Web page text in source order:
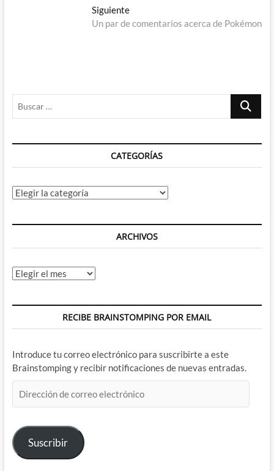
NavegaciónSiguienteEntrada
siguiente:
Un par de comentarios acerca de Pokémon
Buscar
CATEGORÍAS
Categorías
ARCHIVOS
Archivos
RECIBE BRAINSTOMPING POR EMAIL
Introduce tu correo electrónico para suscribirte a este
Brainstomping y recibir notificaciones de nuevas entradas.
de
electrónico
Suscribir